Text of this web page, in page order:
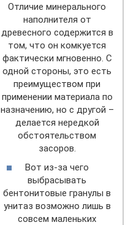
Отличие минерального
наполнителя от
древесного содержится в
том, что он комкуется
фактически мгновенно. С
одной стороны, это есть
преимуществом при
применении материала по
назначению, но с другой –
делается нередкой
обстоятельством
засоров.
Вот из-за чего
выбрасывать
бентонитовые гранулы в
унитаз возможно лишь в
совсем маленьких